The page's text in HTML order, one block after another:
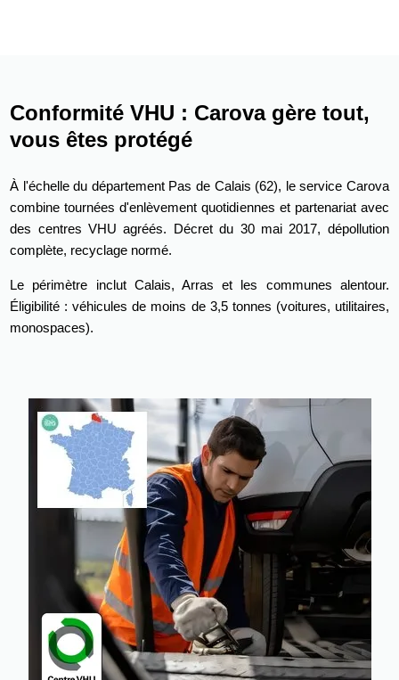
Conformité VHU : Carova gère tout,
vous êtes protégé
À l'échelle du département Pas de Calais (62), le service Carova
combine tournées d'enlèvement quotidiennes et partenariat avec
des centres VHU agréés. Décret du 30 mai 2017, dépollution
complète, recyclage normé.
Le périmètre inclut Calais, Arras et les communes alentour.
Éligibilité : véhicules de moins de 3,5 tonnes (voitures, utilitaires,
monospaces).